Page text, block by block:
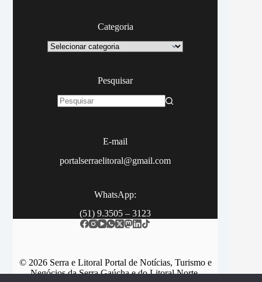
Categoria
Categoria
Pesquisar
E-mail
portalserraelitoral@gmail.com
WhatsApp:
(51) 9.3505 – 3123
© 2026 Serra e Litoral Portal de Notícias, Turismo e
Negócios da Serra Gaúcha e do Litoral Norte.